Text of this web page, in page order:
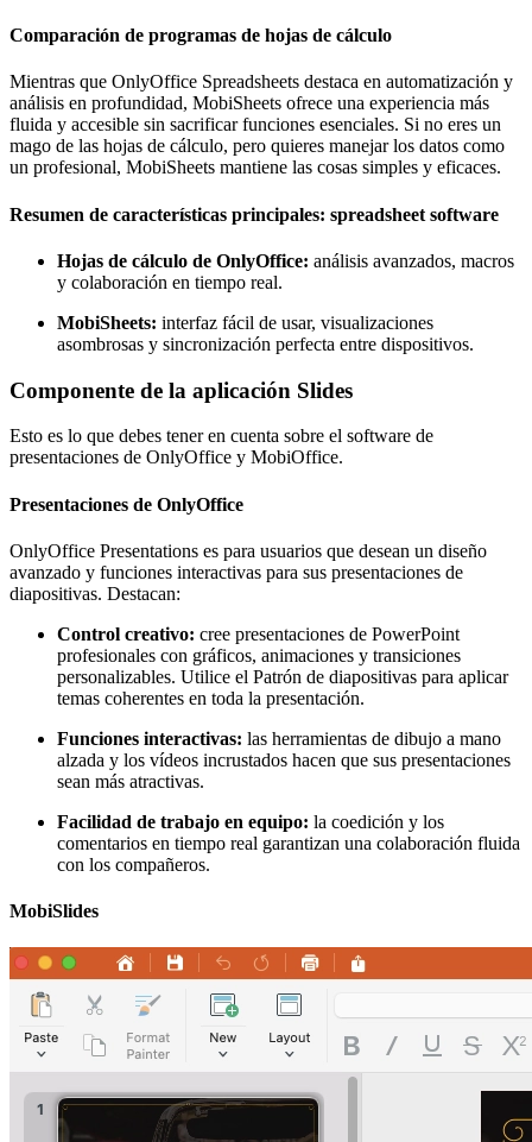
Comparación de programas de hojas de cálculo
Mientras que OnlyOffice Spreadsheets destaca en automatización y
análisis en profundidad, MobiSheets ofrece una experiencia más
fluida y accesible sin sacrificar funciones esenciales. Si no eres un
mago de las hojas de cálculo, pero quieres manejar los datos como
un profesional, MobiSheets mantiene las cosas simples y eficaces.
Resumen de características principales: spreadsheet software
Hojas de cálculo de OnlyOffice: análisis avanzados, macros
y colaboración en tiempo real.
MobiSheets: interfaz fácil de usar, visualizaciones
asombrosas y sincronización perfecta entre dispositivos.
Componente de la aplicación Slides
Esto es lo que debes tener en cuenta sobre el software de
presentaciones de OnlyOffice y MobiOffice.
Presentaciones de OnlyOffice
OnlyOffice Presentations es para usuarios que desean un diseño
avanzado y funciones interactivas para sus presentaciones de
diapositivas. Destacan:
Control creativo: cree presentaciones de PowerPoint
profesionales con gráficos, animaciones y transiciones
personalizables. Utilice el Patrón de diapositivas para aplicar
temas coherentes en toda la presentación.
Funciones interactivas: las herramientas de dibujo a mano
alzada y los vídeos incrustados hacen que sus presentaciones
sean más atractivas.
Facilidad de trabajo en equipo: la coedición y los
comentarios en tiempo real garantizan una colaboración fluida
con los compañeros.
MobiSlides